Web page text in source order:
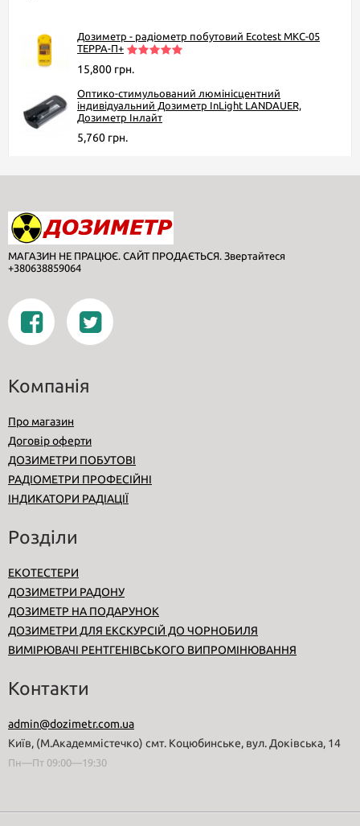
Дозиметр - радіометр побутовий Ecotest МКС-05
TEPPA-П+
15,800 грн.
Оптико-стимульований люмінісцентний
індивідуальний Дозиметр InLight LANDAUER,
Дозиметр Інлайт
5,760 грн.
МАГАЗИН НЕ ПРАЦЮЄ. САЙТ ПРОДАЄТЬСЯ. Звертайтеся
+380638859064
Компанія
Про магазин
Договір оферти
ДОЗИМЕТРИ ПОБУТОВІ
РАДІОМЕТРИ ПРОФЕСІЙНІ
ІНДИКАТОРИ РАДІАЦІЇ
Розділи
ЕКОТЕСТЕРИ
ДОЗИМЕТРИ РАДОНУ
ДОЗИМЕТР НА ПОДАРУНОК
ДОЗИМЕТРИ ДЛЯ ЕКСКУРСІЙ ДО ЧОРНОБИЛЯ
ВИМІРЮВАЧІ РЕНТГЕНІВСЬКОГО ВИПРОМІНЮВАННЯ
Контакти
admin@dozimetr.com.ua
Київ, (М.Академмістечко) смт. Коцюбинське, вул. Доківська, 14
Пн—Пт 09:00—19:30